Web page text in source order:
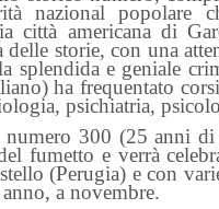
nazional popolare
città americana di
delle storie, con una
splendida e geniale
ha frequentato
psichiatria,
300 (25 anni
fumetto e verrà
(Perugia) e con
a novembre.